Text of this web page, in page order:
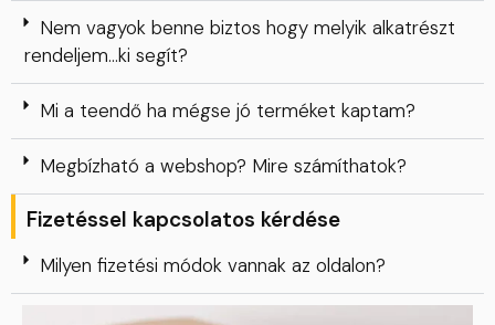
Nem vagyok benne biztos hogy melyik alkatrészt
rendeljem…ki segít?
Mi a teendő ha mégse jó terméket kaptam?
Megbízható a webshop? Mire számíthatok?
Fizetéssel kapcsolatos kérdése
Milyen fizetési módok vannak az oldalon?